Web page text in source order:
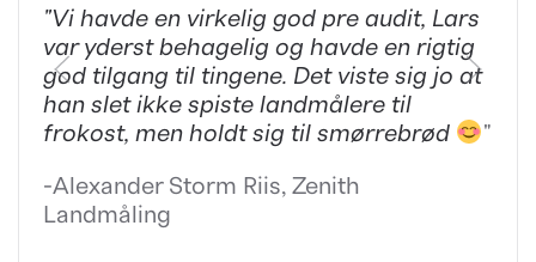
"Vi havde en virkelig god pre audit, Lars
var yderst behagelig og havde en rigtig
god tilgang til tingene. Det viste sig jo at
han slet ikke spiste landmålere til
frokost, men holdt sig til smørrebrød
"
-Alexander Storm Riis, Zenith
Landmåling